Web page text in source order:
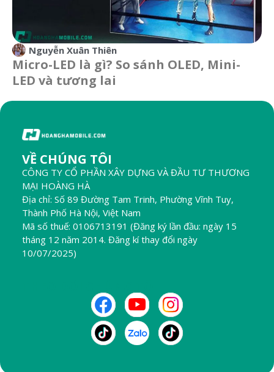
Nguyễn Xuân Thiên
Micro-LED là gì? So sánh OLED, Mini-
LED và tương lai
VỀ CHÚNG TÔI
CÔNG TY CỔ PHẦN XÂY DỰNG VÀ ĐẦU TƯ THƯƠNG
MẠI HOÀNG HÀ
Địa chỉ: Số 89 Đường Tam Trinh, Phường Vĩnh Tuy,
Thành Phố Hà Nội, Việt Nam
Mã số thuế: 0106713191 (Đăng ký lần đầu: ngày 15
tháng 12 năm 2014. Đăng kí thay đổi ngày
10/07/2025)